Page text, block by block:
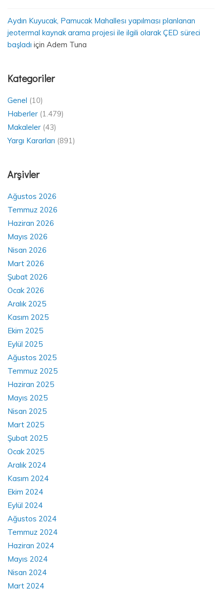
Aydın Kuyucak, Pamucak Mahallesı yapılması planlanan
jeotermal kaynak arama projesi ile ilgili olarak ÇED süreci
başladı için Adem Tuna
Kategoriler
Genel (10)
Haberler (1.479)
Makaleler (43)
Yargı Kararları (891)
Arşivler
Ağustos 2026
Temmuz 2026
Haziran 2026
Mayıs 2026
Nisan 2026
Mart 2026
Şubat 2026
Ocak 2026
Aralık 2025
Kasım 2025
Ekim 2025
Eylül 2025
Ağustos 2025
Temmuz 2025
Haziran 2025
Mayıs 2025
Nisan 2025
Mart 2025
Şubat 2025
Ocak 2025
Aralık 2024
Kasım 2024
Ekim 2024
Eylül 2024
Ağustos 2024
Temmuz 2024
Haziran 2024
Mayıs 2024
Nisan 2024
Mart 2024